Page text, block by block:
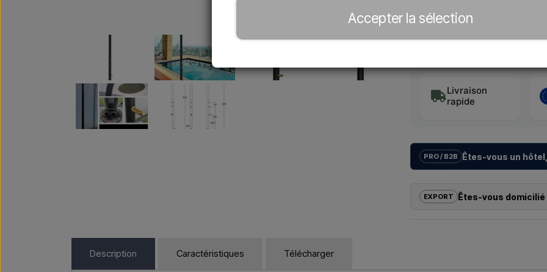
Livraison
rapide
PRO / B2B Êtes-vous un
avec des
la bonne installation.
EXPORT Êtes-vous domicilié
Description Caractéristiques Télécharger
Accepter la sélection